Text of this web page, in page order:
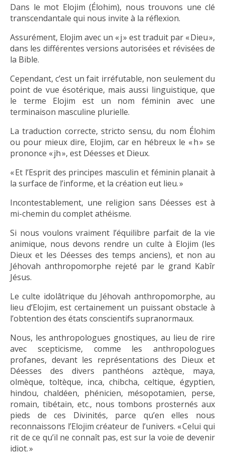
Dans le mot Elojim (Élohim), nous trouvons une clé
transcendantale qui nous invite à la réflexion.
Assurément, Elojim avec un « j » est traduit par « Dieu »,
dans les différentes versions autorisées et révisées de
la Bible.
Cependant, c’est un fait irréfutable, non seulement du
point de vue ésotérique, mais aussi linguistique, que
le terme Elojim est un nom féminin avec une
terminaison masculine plurielle.
La traduction correcte, stricto sensu, du nom Élohim
ou pour mieux dire, Elojim, car en hébreux le « h » se
prononce « jh », est Déesses et Dieux.
« Et l’Esprit des principes masculin et féminin planait à
la surface de l’informe, et la création eut lieu. »
Incontestablement, une religion sans Déesses est à
mi-chemin du complet athéisme.
Si nous voulons vraiment l’équilibre parfait de la vie
animique, nous devons rendre un culte à Elojim (les
Dieux et les Déesses des temps anciens), et non au
Jéhovah anthropomorphe rejeté par le grand Kabîr
Jésus.
Le culte idolâtrique du Jéhovah anthropomorphe, au
lieu d’Elojim, est certainement un puissant obstacle à
l’obtention des états conscientifs supranormaux.
Nous, les anthropologues gnostiques, au lieu de rire
avec scepticisme, comme les anthropologues
profanes, devant les représentations des Dieux et
Déesses des divers panthéons aztèque, maya,
olmèque, toltèque, inca, chibcha, celtique, égyptien,
hindou, chaldéen, phénicien, mésopotamien, perse,
romain, tibétain, etc., nous tombons prosternés aux
pieds de ces Divinités, parce qu’en elles nous
reconnaissons l’Elojim créateur de l’univers. « Celui qui
rit de ce qu’il ne connaît pas, est sur la voie de devenir
idiot. »